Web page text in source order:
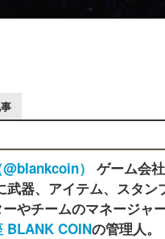
‎@blankcoin）
ゲーム会
器、アイテム、スタン
やチームのマネージャ
BLANK COINの管理人